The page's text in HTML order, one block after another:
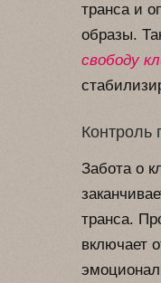
транса и
образы.
свободу
Контроль
Забота о
транса.
включает